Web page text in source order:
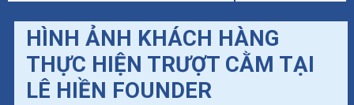
HÌNH ẢNH KHÁCH HÀNG
THỰC HIỆN TRƯỢT CẰM TẠI
LÊ HIỀN FOUNDER